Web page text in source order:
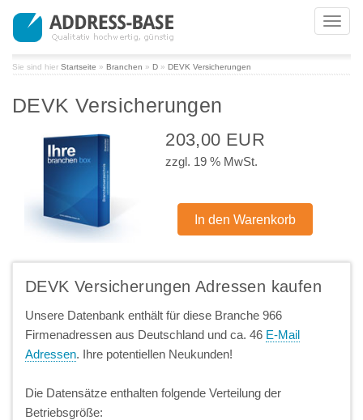
Sie sind hier Startseite » Branchen » D » DEVK Versicherungen
DEVK Versicherungen
203,00 EUR
zzgl. 19 % MwSt.
DEVK Versicherungen Adressen kaufen
Unsere Datenbank enthält für diese Branche 966
Firmenadressen aus Deutschland und ca. 46 E-Mail
Adressen. Ihre potentiellen Neukunden!
Die Datensätze enthalten folgende Verteilung der
Betriebsgröße: